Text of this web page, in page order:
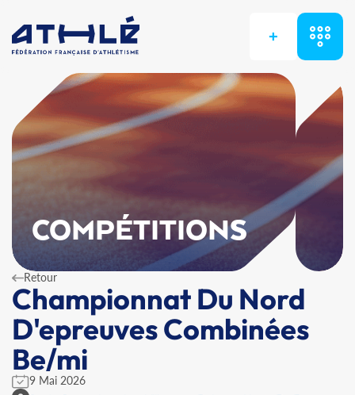
+
COMPÉTITIONS
Retour
Championnat Du Nord
D'epreuves Combinées
Be/mi
9 Mai 2026